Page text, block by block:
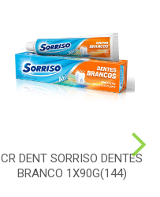
CR DENT SORRISO DENTES
BRANCO 1X90G(144)